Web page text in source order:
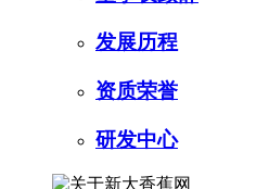
发展历程
资质荣誉
研发中心